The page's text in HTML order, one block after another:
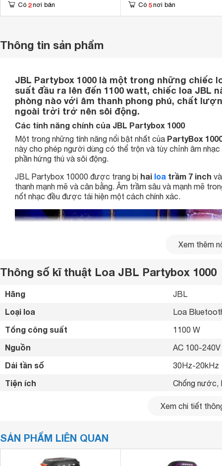
Có 2 nơi bán Có 5 nơi bán
Thông tin sản phẩm
JBL Partybox 1000 là một trong những chiếc
suất đầu ra lên đến 1100 watt, chiếc loa JBL
phòng nào với âm thanh phong phú, chất
ngoài trời trở nên sôi động.
Các tính năng chính của JBL Partybox 1000
Một trong những tính năng nổi bật nhất của PartyBox
này cho phép người dùng có thể trộn và tùy chỉnh âm
phần hứng thú và sôi động.
JBL Partybox 10000 được trang bị hai loa trầm 7 inch
thanh mạnh mẽ và cân bằng. Âm trầm sâu và mạnh mẽ
nốt nhạc đều được tái hiện một cách chính xác.
Xem thêm
Thông số kĩ thuật Loa JBL Partybox 1000
Hãng JBL
Loại loa Loa
Tổng công suất 1100 W
Nguồn AC 100-240V
Dải tần số 30Hz-20kHz
Tiện ích Chống nước,
Bluetooth
Khoảng cách kết nối tối đa
Xem chi tiết
SẢN PHẨM LIÊN QUAN